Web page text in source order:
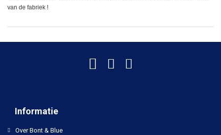
van de fabriek !
Informatie
Over Bont & Blue